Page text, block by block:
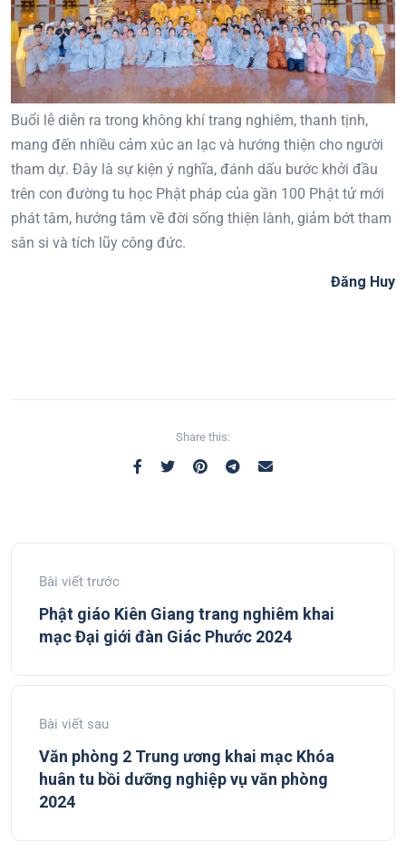
Buổi lễ diễn ra trong không khí trang nghiêm, thanh tịnh,
mang đến nhiều cảm xúc an lạc và hướng thiện cho người
tham dự. Đây là sự kiện ý nghĩa, đánh dấu bước khởi đầu
trên con đường tu học Phật pháp của gần 100 Phật tử mới
phát tâm, hướng tâm về đời sống thiện lành, giảm bớt tham
sân si và tích lũy công đức.
Đăng Huy
Share this:
Bài viết trước
Phật giáo Kiên Giang trang nghiêm khai
mạc Đại giới đàn Giác Phước 2024
Bài viết sau
Văn phòng 2 Trung ương khai mạc Khóa
huân tu bồi dưỡng nghiệp vụ văn phòng
2024